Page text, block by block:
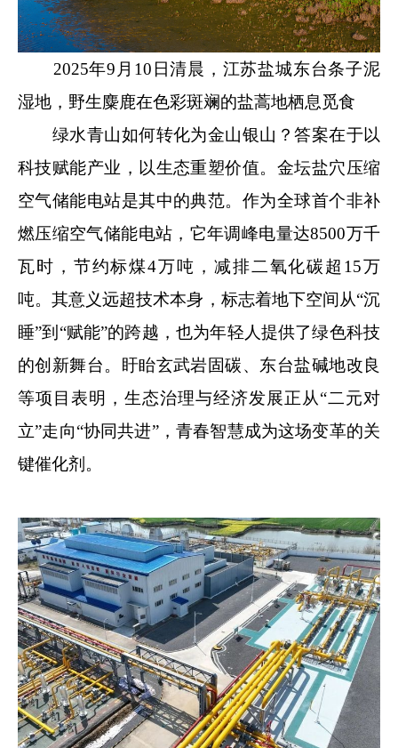
2025年9月10日清晨，江苏盐城东台条子泥
湿地，野生麋鹿在色彩斑斓的盐蒿地栖息觅食
绿水青山如何转化为金山银山？答案在于以
科技赋能产业，以生态重塑价值。金坛盐穴压缩
空气储能电站是其中的典范。作为全球首个非补
燃压缩空气储能电站，它年调峰电量达8500万千
瓦时，节约标煤4万吨，减排二氧化碳超15万
吨。其意义远超技术本身，标志着地下空间从“沉
睡”到“赋能”的跨越，也为年轻人提供了绿色科技
的创新舞台。盱眙玄武岩固碳、东台盐碱地改良
等项目表明，生态治理与经济发展正从“二元对
立”走向“协同共进”，青春智慧成为这场变革的关
键催化剂。